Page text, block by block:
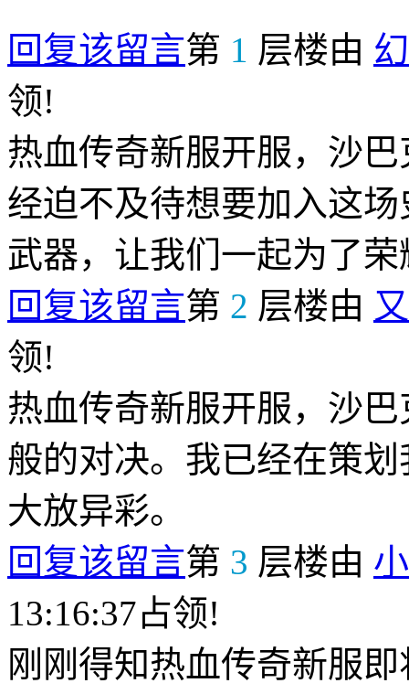
回复该留言第 1 层楼由
领!
热血传奇新服开服，沙
经迫不及待想要加入这
武器，让我们一起为了
回复该留言第 2 层楼由
领!
热血传奇新服开服，沙
般的对决。我已经在策
大放异彩。
回复该留言第 3 层楼由
13:16:37占领!
刚刚得知热血传奇新服